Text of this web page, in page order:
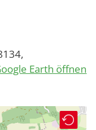
Earth öffnen